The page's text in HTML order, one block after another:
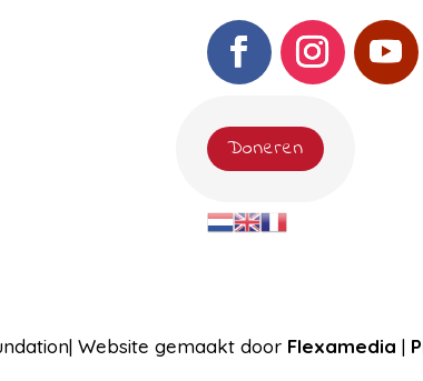
Doneren
Website gemaakt door Flexamedia |